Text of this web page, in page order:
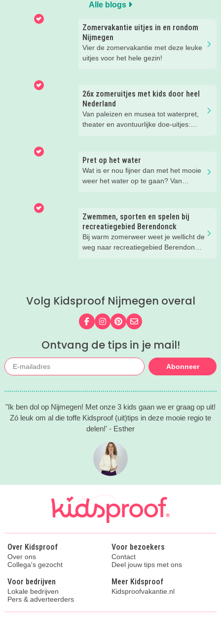
Alle blogs
Zomervakantie uitjes in en rondom
Nijmegen
Vier de zomervakantie met deze leuke
uitjes voor het hele gezin!
26x zomeruitjes met kids door heel
Nederland
Van paleizen en musea tot waterpret,
theater en avontuurlijke doe-uitjes:
Pret op het water
Wat is er nou fijner dan met het mooie
weer het water op te gaan? Van
je de leukste tips voor op én in het
Zwemmen, sporten en spelen bij
recreatiegebied Berendonck
Bij warm zomerweer weet je wellicht de
weg naar recreatiegebied Berendonck
delen onze favoriete tips met je!
Volg Kidsproof Nijmegen overal
Volg ons op Facebook
Volg ons op Instagram
Volg ons op Pinterest
Mail ons
Ontvang de tips in je mail!
Abonneer
"Ik ben dol op Nijmegen! Met onze 3 kids gaan we er graag op uit!
Zó leuk om al die toffe Kidsproof (uit)tips in deze mooie regio te
delen!' - Esther
Over Kidsproof
Over ons
Collega's gezocht
Voor bezoekers
Contact
Deel jouw tips met ons
Voor bedrijven
Lokale bedrijven
Pers & adverteerders
Meer Kidsproof
Kidsproofvakantie.nl